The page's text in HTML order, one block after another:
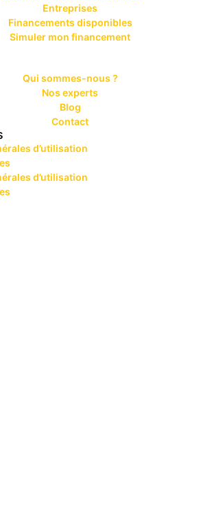
Entreprises
Financements disponibles
Simuler mon financement
Qui sommes-nous ?
Nos experts
Blog
Contact
d’utilisation
d’utilisation